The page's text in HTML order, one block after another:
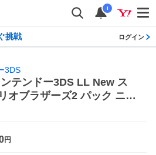
i
挑戦 ログイン
3DS
テンドー3DS LL New ス
オブラザーズ2 パック ニン
円